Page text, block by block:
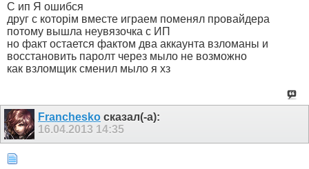
С ип Я ошибся
друг с которім вместе играем поменял провайдера
потому вышла неувязочка с ИП
но факт остается фактом два аккаунта взломаны и
восстановить паролт через мыло не возможно
как взломщик сменил мыло я хз
Franchesko сказал(-а):
16.04.2013 14:35